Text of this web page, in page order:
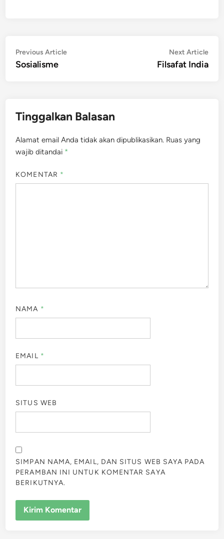
Navigasi
pos
Previous ArticlePrevious
Sosialisme
Next Article
Filsafat India
Tinggalkan Balasan
Alamat email Anda tidak akan dipublikasikan. Ruas yang
wajib ditandai *
KOMENTAR *
NAMA *
EMAIL *
SITUS WEB
SIMPAN NAMA, EMAIL, DAN SITUS WEB SAYA PADA
PERAMBAN INI UNTUK KOMENTAR SAYA
BERIKUTNYA.